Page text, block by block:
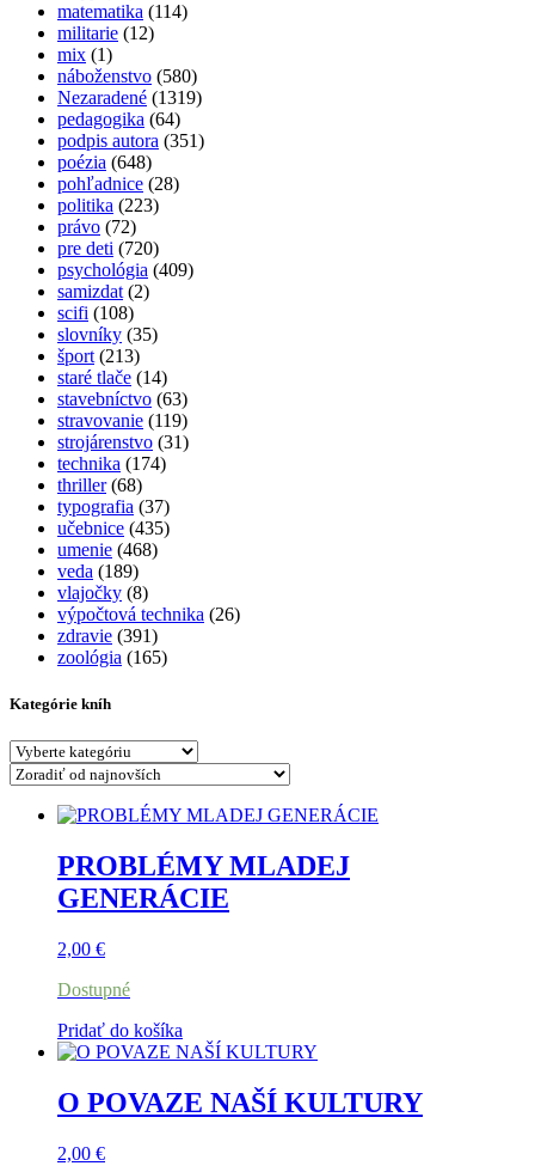
matematika (114)
militarie (12)
mix (1)
náboženstvo (580)
Nezaradené (1319)
pedagogika (64)
podpis autora (351)
poézia (648)
pohľadnice (28)
politika (223)
právo (72)
pre deti (720)
psychológia (409)
samizdat (2)
scifi (108)
slovníky (35)
šport (213)
staré tlače (14)
stavebníctvo (63)
stravovanie (119)
strojárenstvo (31)
technika (174)
thriller (68)
typografia (37)
učebnice (435)
umenie (468)
veda (189)
vlajočky (8)
výpočtová technika (26)
zdravie (391)
zoológia (165)
Kategórie kníh
PROBLÉMY MLADEJ
GENERÁCIE
2,00 €
Dostupné
Pridať do košíka
O POVAZE NAŠÍ KULTURY
2,00 €